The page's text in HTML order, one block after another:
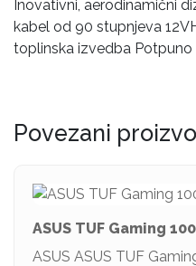
Inovativni, aerodinamični
kabel od 90 stupnjeva
toplinska izvedba
Povezani
ASUS TUF Gaming
ASUS ASUS TUF